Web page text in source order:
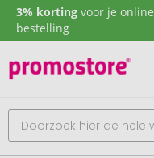
3% korting voor je online
bestelling